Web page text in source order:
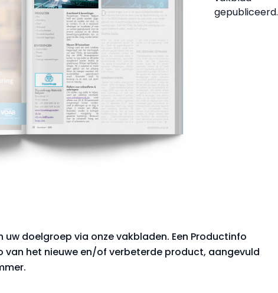
gepubliceerd.
doelgroep via onze vakbladen. Een Productinfo
van het nieuwe en/of verbeterde product, aangevuld